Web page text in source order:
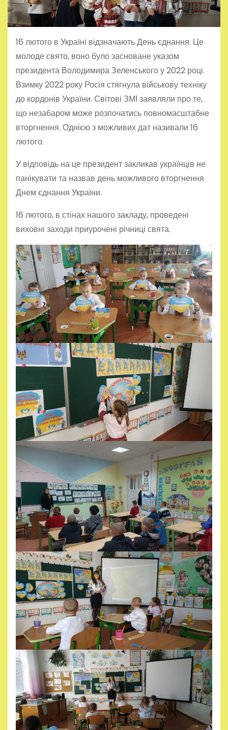
16 лютого в Україні відзначають День єднання. Це
молоде свято, воно було засноване указом
президента Володимира Зеленського у 2022 році.
Взимку 2022 року Росія стягнула військову техніку
до кордонів України. Світові ЗМІ заявляли про те,
що незабаром може розпочатись повномасштабне
вторгнення. Однією з можливих дат називали 16
лютого.
У відповідь на це президент закликав українців не
панікувати та назвав день можливого вторгнення
Днем єднання України.
16 лютого, в стінах нашого закладу, проведені
виховні заходи приурочені річниці свята.